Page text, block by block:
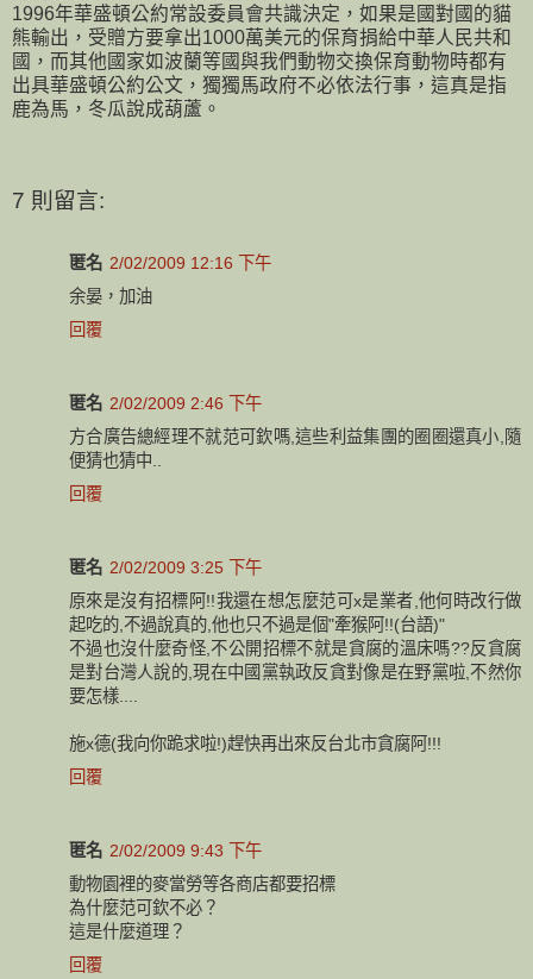
1996年華盛頓公約常設委員會共識決定，如果是國對國的貓
熊輸出，受贈方要拿出1000萬美元的保育捐給中華人民共和
國，而其他國家如波蘭等國與我們動物交換保育動物時都有
出具華盛頓公約公文，獨獨馬政府不必依法行事，這真是指
鹿為馬，冬瓜說成葫蘆。
7 則留言:
匿名 2/02/2009 12:16 下午
余晏，加油
回覆
匿名 2/02/2009 2:46 下午
方合廣告總經理不就范可欽嗎,這些利益集團的圈圈還真小,隨
便猜也猜中..
回覆
匿名 2/02/2009 3:25 下午
原來是沒有招標阿!!我還在想怎麼范可x是業者,他何時改行做
起吃的,不過說真的,他也只不過是個"牽猴阿!!(台語)"
不過也沒什麼奇怪,不公開招標不就是貪腐的溫床嗎??反貪腐
是對台灣人說的,現在中國黨執政反貪對像是在野黨啦,不然你
要怎樣....
施x德(我向你跪求啦!)趕快再出來反台北市貪腐阿!!!
回覆
匿名 2/02/2009 9:43 下午
動物園裡的麥當勞等各商店都要招標
為什麼范可欽不必？
這是什麼道理？
回覆